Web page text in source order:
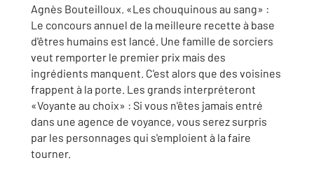
Agnès Bouteilloux. «Les chouquinous au sang» :
Le concours annuel de la meilleure recette à base
d'êtres humains est lancé. Une famille de sorciers
veut remporter le premier prix mais des
ingrédients manquent. C'est alors que des voisines
frappent à la porte. Les grands interpréteront
«Voyante au choix» : Si vous n'êtes jamais entré
dans une agence de voyance, vous serez surpris
par les personnages qui s'emploient à la faire
tourner.